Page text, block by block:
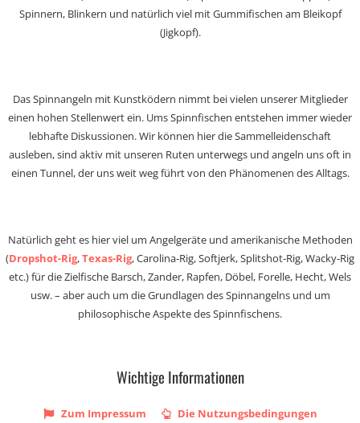
Spinnern, Blinkern und natürlich viel mit Gummifischen am Bleikopf
(Jigkopf).
Das Spinnangeln mit Kunstködern nimmt bei vielen unserer Mitglieder
einen hohen Stellenwert ein. Ums Spinnfischen entstehen immer wieder
lebhafte Diskussionen. Wir können hier die Sammelleidenschaft
ausleben, sind aktiv mit unseren Ruten unterwegs und angeln uns oft in
einen Tunnel, der uns weit weg führt von den Phänomenen des Alltags.
Natürlich geht es hier viel um Angelgeräte und amerikanische Methoden
(Dropshot-Rig,Texas-Rig, Carolina-Rig, Softjerk, Splitshot-Rig, Wacky-Rig
etc.) für die Zielfische Barsch, Zander, Rapfen, Döbel, Forelle, Hecht, Wels
usw. – aber auch um die Grundlagen des Spinnangelns und um
philosophische Aspekte des Spinnfischens.
Wichtige Informationen
Zum Impressum Die Nutzungsbedingungen